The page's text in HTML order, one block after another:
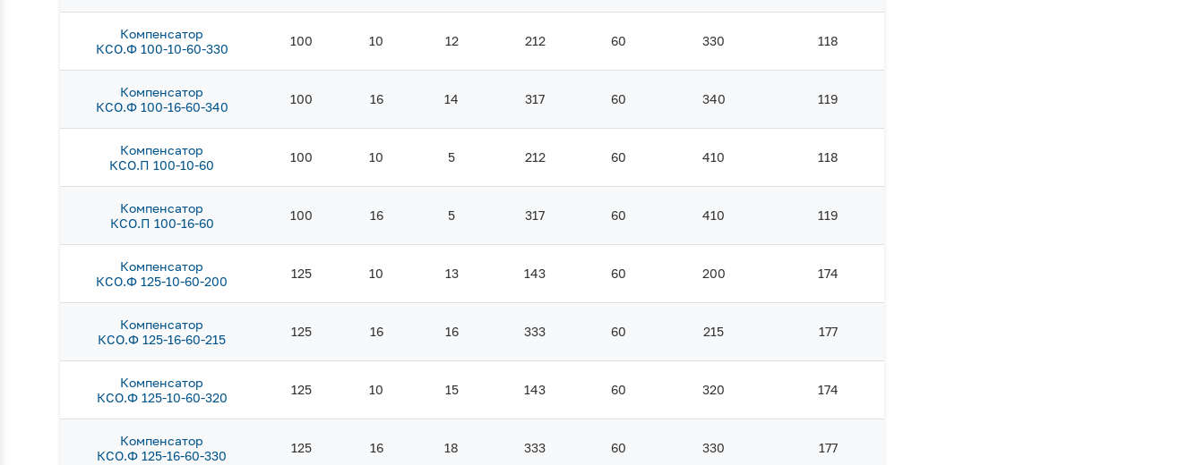
Компенсатор
КСО.Ф 100-10-60-330
100 10 12 212 60 330 118
Компенсатор
КСО.Ф 100-16-60-340
100 16 14 317 60 340 119
Компенсатор
КСО.П 100-10-60
100 10 5 212 60 410 118
Компенсатор
КСО.П 100-16-60
100 16 5 317 60 410 119
Компенсатор
КСО.Ф 125-10-60-200
125 10 13 143 60 200 174
Компенсатор
КСО.Ф 125-16-60-215
125 16 16 333 60 215 177
Компенсатор
КСО.Ф 125-10-60-320
125 10 15 143 60 320 174
Компенсатор
КСО.Ф 125-16-60-330
125 16 18 333 60 330 177